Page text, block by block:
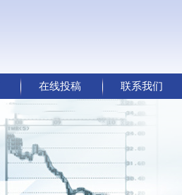
在线投稿 联系我们